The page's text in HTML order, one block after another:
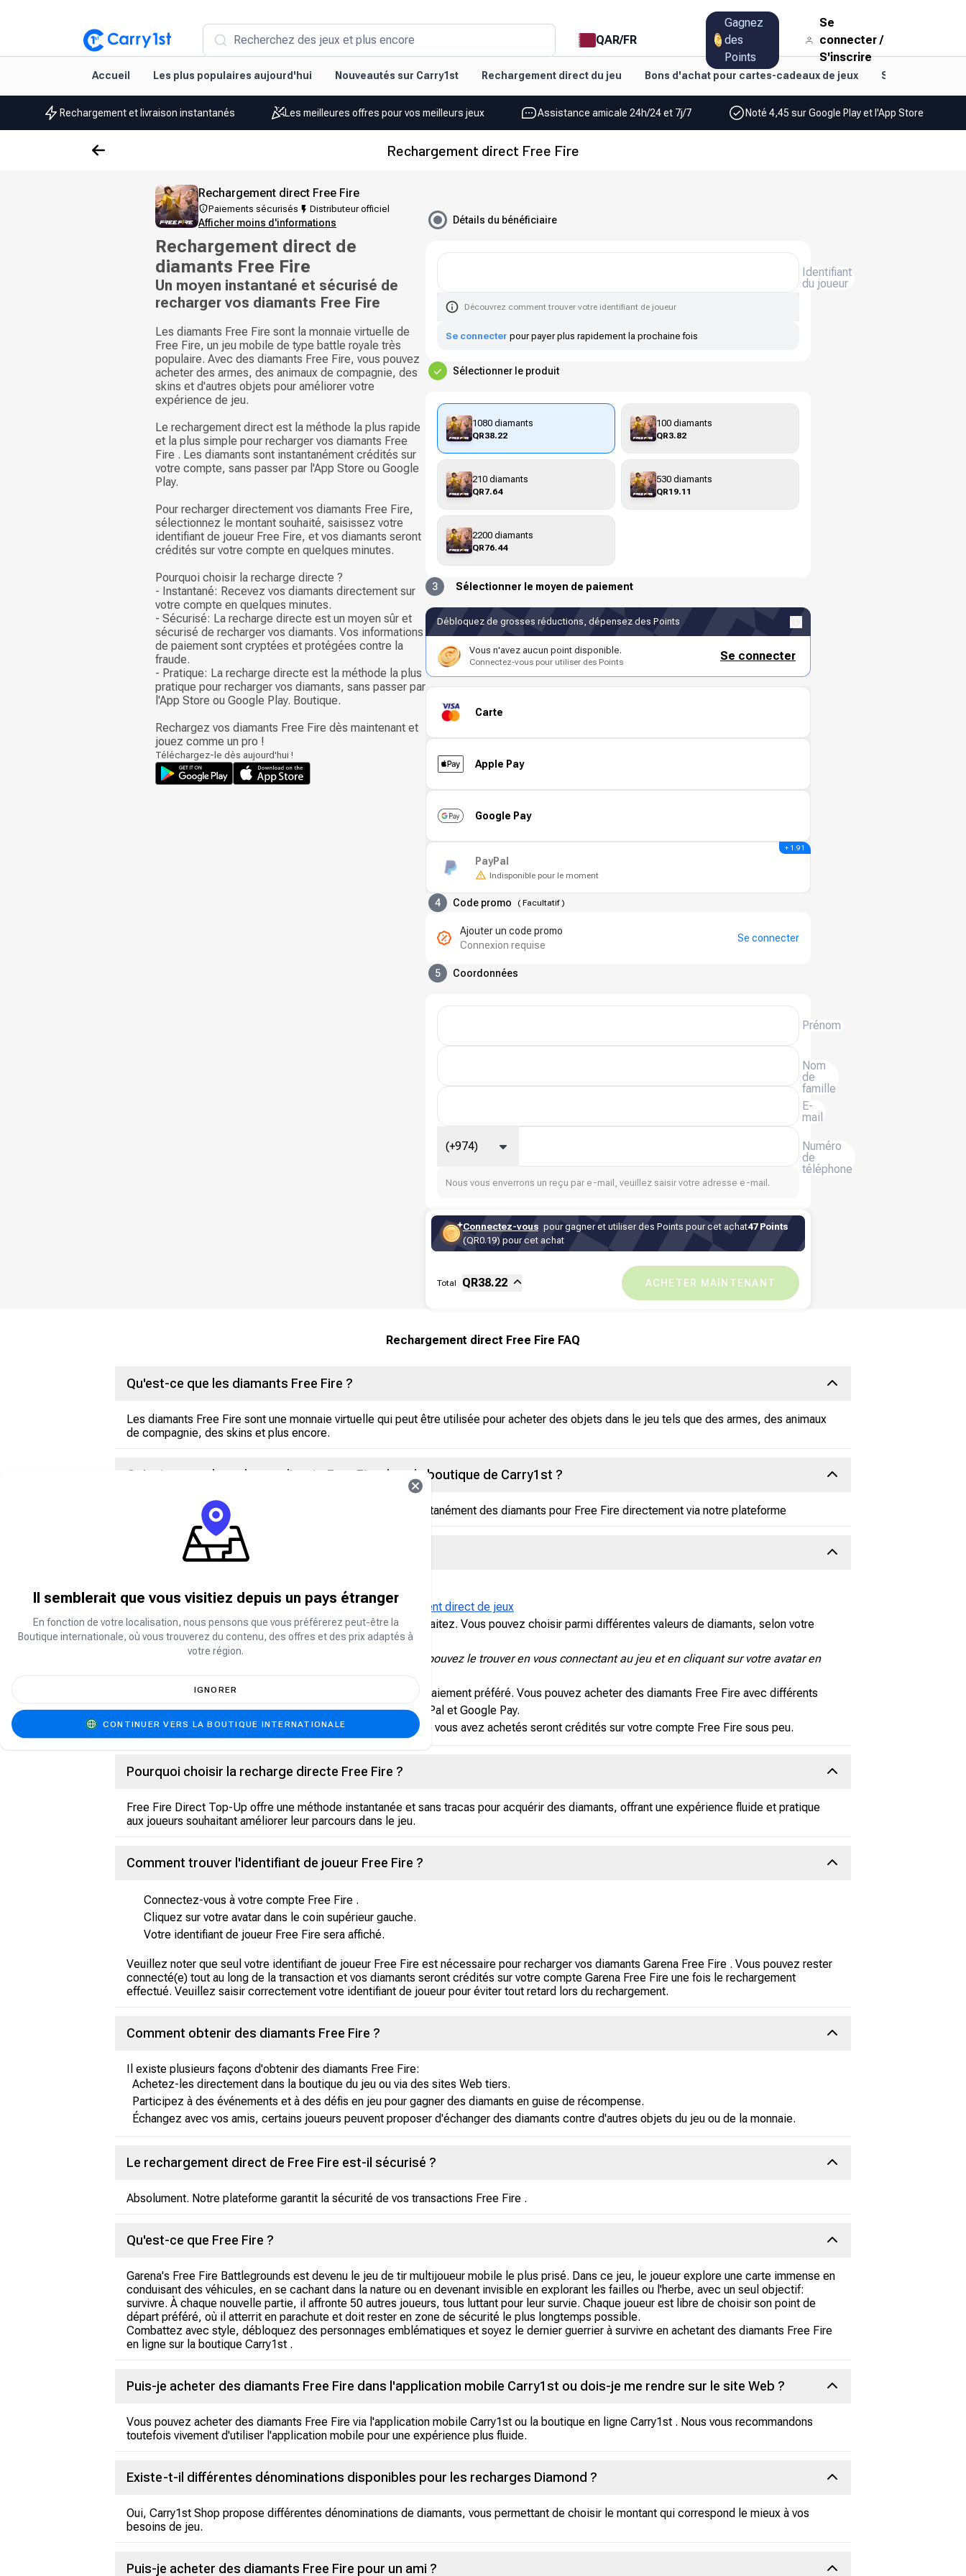
Recherchez des jeux et plus encore QAR/FR
Gagnez
des
Points
Se
connecter/
S'inscrire
Accueil Les plus populaires aujourd'hui Nouveautés sur Carry1st Rechargement direct du jeu Bons d'achat pour cartes-cadeaux de jeux Style de vie et
Rechargement et livraison instantanés Les meilleures offres pour vos meilleurs jeux Assistance amicale 24h/24 et 7j/7 Noté 4,45 sur Google Play et l'App Store
Rechargement direct Free Fire
Rechargement direct Free Fire
Paiements sécurisés Distributeur officiel
Afficher moins d'informations
Rechargement direct de
diamants Free Fire
Un moyen instantané et sécurisé de
recharger vos diamants Free Fire
Les diamants Free Fire sont la monnaie virtuelle de
Free Fire, un jeu mobile de type battle royale très
populaire. Avec des diamants Free Fire, vous pouvez
acheter des armes, des animaux de compagnie, des
skins et d'autres objets pour améliorer votre
expérience de jeu.
Le rechargement direct est la méthode la plus rapide
et la plus simple pour recharger vos diamants Free
Fire . Les diamants sont instantanément crédités sur
votre compte, sans passer par l'App Store ou Google
Play.
Pour recharger directement vos diamants Free Fire,
sélectionnez le montant souhaité, saisissez votre
identifiant de joueur Free Fire, et vos diamants seront
crédités sur votre compte en quelques minutes.
Pourquoi choisir la recharge directe ?
- Instantané: Recevez vos diamants directement sur
votre compte en quelques minutes.
- Sécurisé: La recharge directe est un moyen sûr et
sécurisé de recharger vos diamants. Vos informations
de paiement sont cryptées et protégées contre la
fraude.
- Pratique: La recharge directe est la méthode la plus
pratique pour recharger vos diamants, sans passer par
l'App Store ou Google Play. Boutique.
Rechargez vos diamants Free Fire dès maintenant et
jouez comme un pro !
Téléchargez-le dès aujourd'hui !
Détails du bénéficiaire
Identifiant
du joueur
Découvrez comment trouver votre identifiant de joueur
Se connecter pour payer plus rapidement la prochaine fois
Sélectionner le produit
1080 diamants
QR38.22
100 diamants
QR3.82
210 diamants
QR7.64
530 diamants
QR19.11
2200 diamants
QR76.44
3 Sélectionner le moyen de paiement
Débloquez de grosses réductions, dépensez des Points
Vous n'avez aucun point disponible.
Connectez-vous pour utiliser des Points Se connecter
Carte
Apple Pay
Google Pay
PayPal
Indisponible pour le moment
+ 1.91
4 Code promo ( Facultatif)
Ajouter un code promo
Connexion requise
Se connecter
5 Coordonnées
Prénom
Nom
de
famille
E-
mail
Numéro
de
téléphone
(+974)
Nous vous enverrons un reçu par e-mail, veuillez saisir votre adresse e-mail.
Connectez-vous pour gagner et utiliser des Points pour cet achat47 Points
(QR0.19) pour cet achat
QR38.22
Fee
Total QR38.22 ACHETER MAINTENANT
Rechargement direct Free Fire FAQ
Qu'est-ce que les diamants Free Fire ?
Les diamants Free Fire sont une monnaie virtuelle qui peut être utilisée pour acheter des objets dans le jeu tels que des armes, des animaux
de compagnie, des skins et plus encore.
Qu'est-ce que la recharge directe Free Fire dans la boutique de Carry1st ?
Les joueurs de Free Fire peuvent désormais recharger instantanément des diamants pour Free Fire directement via notre plateforme
Comment recharger les diamants Free Fire ?
Visitez shop.carry1st.com
Faites défiler vers le bas jusqu'à la catégorieRechargement direct de jeux
Choisissez la valeur de diamants Free Fire que vous souhaitez. Vous pouvez choisir parmi différentes valeurs de diamants, selon votre
budget.
Saisissez votre identifiant de joueur Free Fire .
Free Fire pouvez le trouver en vous connectant au jeu et en cliquant sur votre avatar en
Finalisez votre commande et choisissez votre mode de paiement préféré. Vous pouvez acheter des diamants Free Fire avec différents
moyens de paiement, notamment par carte bancaire, PayPal et Google Pay.
Une fois le paiement effectué, les diamants Free Fire que vous avez achetés seront crédités sur votre compte Free Fire sous peu.
Pourquoi choisir la recharge directe Free Fire ?
Free Fire Direct Top-Up offre une méthode instantanée et sans tracas pour acquérir des diamants, offrant une expérience fluide et pratique
aux joueurs souhaitant améliorer leur parcours dans le jeu.
Comment trouver l'identifiant de joueur Free Fire ?
Connectez-vous à votre compte Free Fire .
Cliquez sur votre avatar dans le coin supérieur gauche.
Votre identifiant de joueur Free Fire sera affiché.
Veuillez noter que seul votre identifiant de joueur Free Fire est nécessaire pour recharger vos diamants Garena Free Fire . Vous pouvez rester
connecté(e) tout au long de la transaction et vos diamants seront crédités sur votre compte Garena Free Fire une fois le rechargement
effectué. Veuillez saisir correctement votre identifiant de joueur pour éviter tout retard lors du rechargement.
Comment obtenir des diamants Free Fire ?
Il existe plusieurs façons d'obtenir des diamants Free Fire:
Achetez-les directement dans la boutique du jeu ou via des sites Web tiers.
Participez à des événements et à des défis en jeu pour gagner des diamants en guise de récompense.
Échangez avec vos amis, certains joueurs peuvent proposer d'échanger des diamants contre d'autres objets du jeu ou de la monnaie.
Le rechargement direct de Free Fire est-il sécurisé ?
Absolument. Notre plateforme garantit la sécurité de vos transactions Free Fire .
Qu'est-ce que Free Fire ?
Garena's Free Fire Battlegrounds est devenu le jeu de tir multijoueur mobile le plus prisé. Dans ce jeu, le joueur explore une carte immense en
conduisant des véhicules, en se cachant dans la nature ou en devenant invisible en explorant les failles ou l'herbe, avec un seul objectif:
survivre. À chaque nouvelle partie, il affronte 50 autres joueurs, tous luttant pour leur survie. Chaque joueur est libre de choisir son point de
départ préféré, où il atterrit en parachute et doit rester en zone de sécurité le plus longtemps possible.
Combattez avec style, débloquez des personnages emblématiques et soyez le dernier guerrier à survivre en achetant des diamants Free Fire
en ligne sur la boutique Carry1st .
Puis-je acheter des diamants Free Fire dans l'application mobile Carry1st ou dois-je me rendre sur le site Web ?
Vous pouvez acheter des diamants Free Fire via l'application mobile Carry1st ou la boutique en ligne Carry1st . Nous vous recommandons
toutefois vivement d'utiliser l'application mobile pour une expérience plus fluide.
Existe-t-il différentes dénominations disponibles pour les recharges Diamond ?
Oui, Carry1st Shop propose différentes dénominations de diamants, vous permettant de choisir le montant qui correspond le mieux à vos
besoins de jeu.
Puis-je acheter des diamants Free Fire pour un ami ?
Il semblerait que vous visitiez depuis un pays étranger
En fonction de votre localisation, nous pensons que vous préférerez peut-être la
Boutique internationale, où vous trouverez du contenu, des offres et des prix adaptés à
votre région.
IGNORER
CONTINUER VERS LA BOUTIQUE INTERNATIONALE